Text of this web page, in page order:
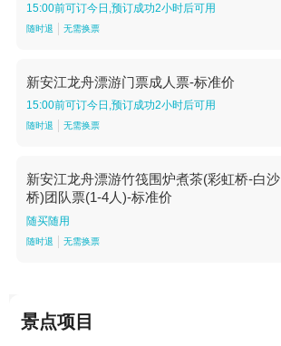
15:00前可订今日,预订成功2小时后可用
随时退 无需换票
新安江龙舟漂游门票成人票-标准价
15:00前可订今日,预订成功2小时后可用
随时退 无需换票
新安江龙舟漂游竹筏围炉煮茶(彩虹桥-白沙
桥)团队票(1-4人)-标准价
随买随用
随时退 无需换票
景点项目